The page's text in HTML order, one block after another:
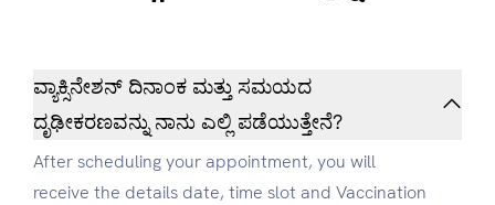
ವ್ಯಾಕ್ಸಿನೇಶನ್ ದಿನಾಂಕ ಮತ್ತು ಸಮಯದ
ದೃಢೀಕರಣವನ್ನು ನಾನು ಎಲ್ಲಿ ಪಡೆಯುತ್ತೇನೆ?
After scheduling your appointment, you will
receive the details date, time slot and Vaccination